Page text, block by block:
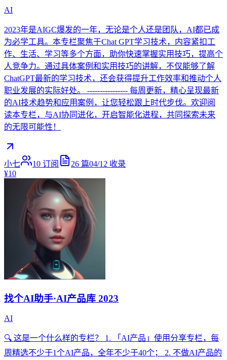
AI
2023年是AIGC爆发的一年，无论是个人还是团队，AI都已成
为必学工具。本专栏聚焦于Chat GPT学习技术，内容紧扣工
作、生活、学习等多个方面，助你快速掌握实用技巧，提高个
人竞争力。通过具体案例和实用技巧的讲解，不仅能够了解
ChatGPT最新的学习技术，还会获得提升工作效率和推动个人
职业发展的实际好处。 ---------------- 每周更新，精心呈现最新
的AI技术趋势和应用案例，让您轻松跟上时代步伐。欢迎阅
读本专栏，与AI协同进化，开启智能化进程，共同探索未来
的无限可能性！
小七 10 订阅 26 篇04/12 收录
¥10
找个AI助手·AI产品库 2023
AI
🔍 这是一个什么样的专栏？ 1. 「AI产品」使用分享专栏，每
周精选不少于1个AI产品，全年不少于40个； 2. 不做AI产品的